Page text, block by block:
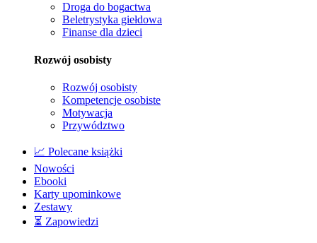
Droga do bogactwa
Beletrystyka giełdowa
Finanse dla dzieci
Rozwój osobisty
Rozwój osobisty
Kompetencje osobiste
Motywacja
Przywództwo
📈 Polecane książki
Nowości
Ebooki
Karty upominkowe
Zestawy
⏳ Zapowiedzi